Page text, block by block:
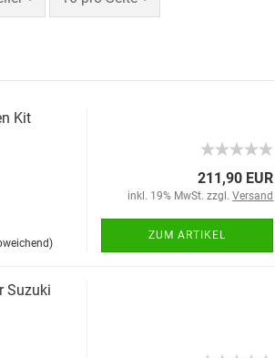
Kit
211,90 EUR
inkl. 19% MwSt. zzgl.Versand
ZUM ARTIKEL
Suzuki